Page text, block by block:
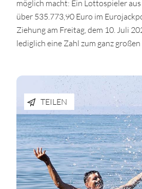
möglich macht: Ein Lottospieler
über 535.773,90 Euro im
Ziehung am Freitag, dem 10. Juli
lediglich eine Zahl zum ganz
TEILEN